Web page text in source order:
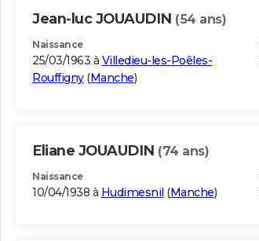
Jean-luc JOUAUDIN (54 ans)
Naissance
25/03/1963 à Villedieu-les-Poêles-
Rouffigny(Manche)
Eliane JOUAUDIN (74 ans)
Naissance
10/04/1938 à Hudimesnil (Manche)